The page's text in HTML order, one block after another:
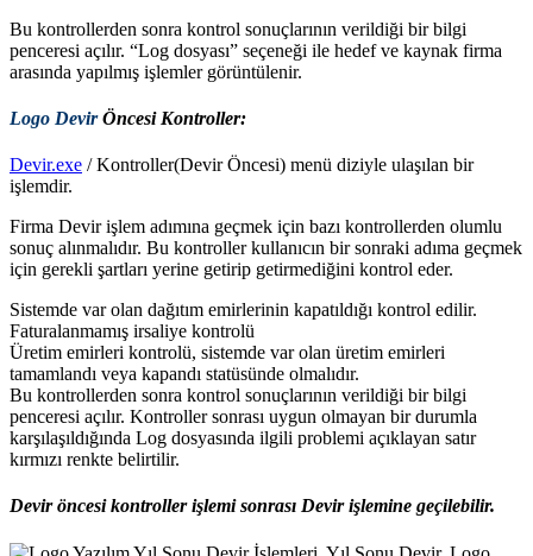
Bu kontrollerden sonra kontrol sonuçlarının verildiği bir bilgi
penceresi açılır. “Log dosyası” seçeneği ile hedef ve kaynak firma
arasında yapılmış işlemler görüntülenir.
Logo DevirÖncesi Kontroller:
Devir.exe / Kontroller(Devir Öncesi) menü diziyle ulaşılan bir
işlemdir.
Firma Devir işlem adımına geçmek için bazı kontrollerden olumlu
sonuç alınmalıdır. Bu kontroller kullanıcın bir sonraki adıma geçmek
için gerekli şartları yerine getirip getirmediğini kontrol eder.
Sistemde var olan dağıtım emirlerinin kapatıldığı kontrol edilir.
Faturalanmamış irsaliye kontrolü
Üretim emirleri kontrolü, sistemde var olan üretim emirleri
tamamlandı veya kapandı statüsünde olmalıdır.
Bu kontrollerden sonra kontrol sonuçlarının verildiği bir bilgi
penceresi açılır. Kontroller sonrası uygun olmayan bir durumla
karşılaşıldığında Log dosyasında ilgili problemi açıklayan satır
kırmızı renkte belirtilir.
Devir öncesi kontroller işlemi sonrası Devir işlemine geçilebilir.